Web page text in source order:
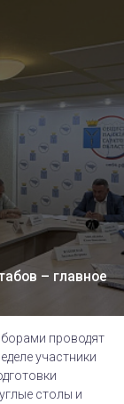
– главное
проводят
участники
столы и